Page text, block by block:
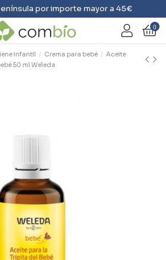
por importe mayor a 45€
0
infantil Crema para bebé
Aceite
50 ml Weleda